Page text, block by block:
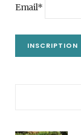
Email*